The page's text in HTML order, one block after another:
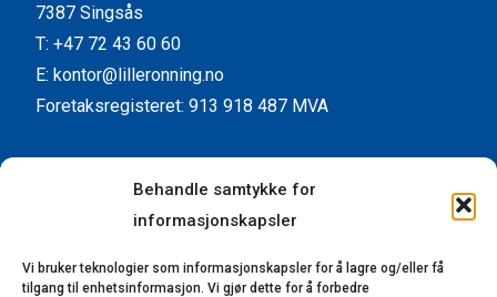
Behandle samtykke for
informasjonskapsler
Vi bruker teknologier som informasjonskapsler for å lagre og/eller få
tilgang til enhetsinformasjon. Vi gjør dette for å forbedre
7387 Singsås
T: +47 72 43 60 60
E: kontor@lilleronning.no
Foretaksregisteret: 913 918 487 MVA
Facebook
Instagram
YouTube
LinkedIn
Kontaktinformasjon